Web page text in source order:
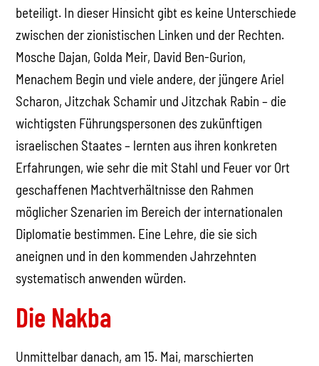
beteiligt. In dieser Hinsicht gibt es keine Unterschiede
zwischen der zionistischen Linken und der Rechten.
Mosche Dajan, Golda Meir, David Ben-Gurion,
Menachem Begin und viele andere, der jüngere Ariel
Scharon, Jitzchak Schamir und Jitzchak Rabin – die
wichtigsten Führungspersonen des zukünftigen
israelischen Staates – lernten aus ihren konkreten
Erfahrungen, wie sehr die mit Stahl und Feuer vor Ort
geschaffenen Machtverhältnisse den Rahmen
möglicher Szenarien im Bereich der internationalen
Diplomatie bestimmen. Eine Lehre, die sie sich
aneignen und in den kommenden Jahrzehnten
systematisch anwenden würden.
Die Nakba
Unmittelbar danach, am 15. Mai, marschierten